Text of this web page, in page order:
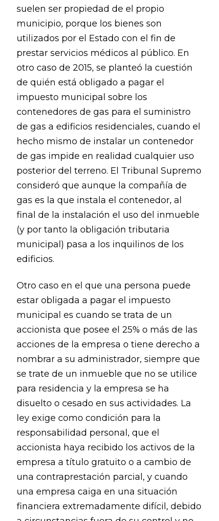
suelen ser propiedad de el propio
municipio, porque los bienes son
utilizados por el Estado con el fin de
prestar servicios médicos al público. En
otro caso de 2015, se planteó la cuestión
de quién está obligado a pagar el
impuesto municipal sobre los
contenedores de gas para el suministro
de gas a edificios residenciales, cuando el
hecho mismo de instalar un contenedor
de gas impide en realidad cualquier uso
posterior del terreno. El Tribunal Supremo
consideró que aunque la compañía de
gas es la que instala el contenedor, al
final de la instalación el uso del inmueble
(y por tanto la obligación tributaria
municipal) pasa a los inquilinos de los
edificios.
Otro caso en el que una persona puede
estar obligada a pagar el impuesto
municipal es cuando se trata de un
accionista que posee el 25% o más de las
acciones de la empresa o tiene derecho a
nombrar a su administrador, siempre que
se trate de un inmueble que no se utilice
para residencia y la empresa se ha
disuelto o cesado en sus actividades. La
ley exige como condición para la
responsabilidad personal, que el
accionista haya recibido los activos de la
empresa a título gratuito o a cambio de
una contraprestación parcial, y cuando
una empresa caiga en una situación
financiera extremadamente difícil, debido